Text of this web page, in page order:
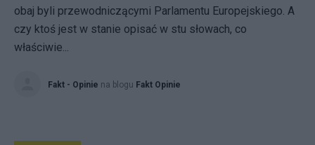
obaj byli przewodniczącymi Parlamentu Europejskiego. A
czy ktoś jest w stanie opisać w stu słowach, co
właściwie...
Fakt - Opinie na blogu Fakt Opinie